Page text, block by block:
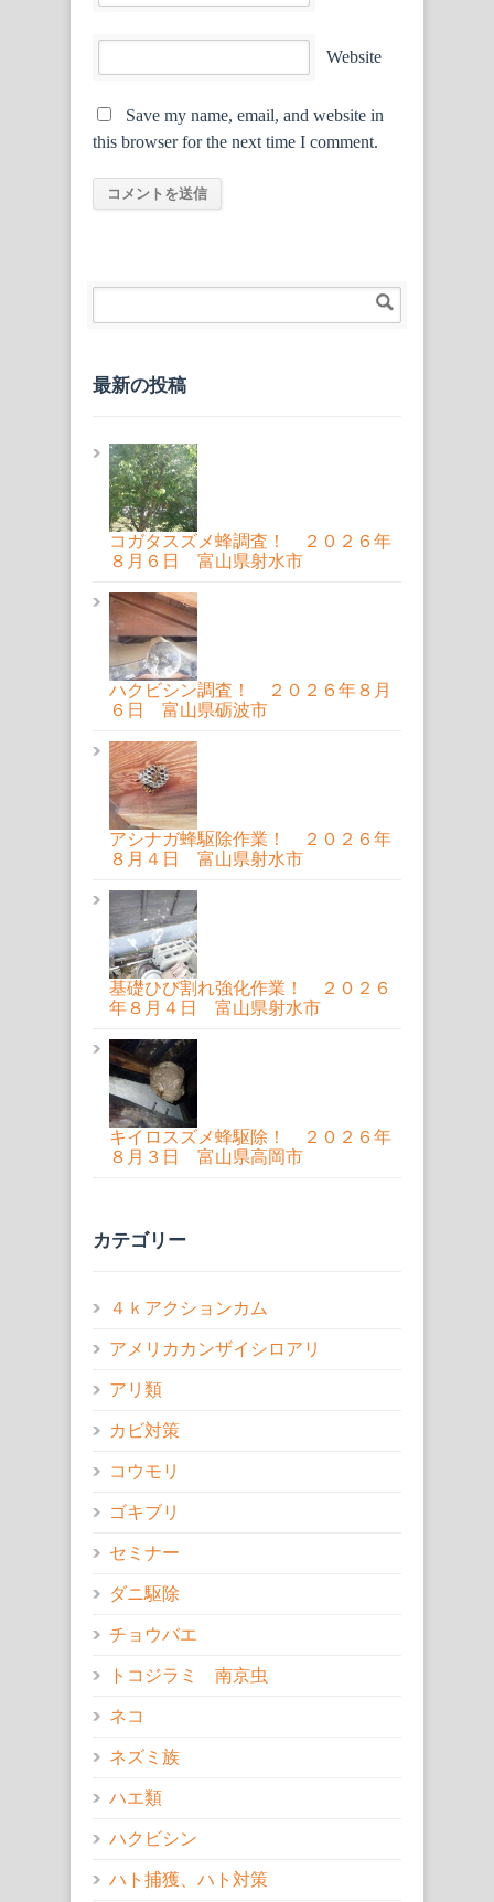
Website
Save my name, email, and website in
this browser for the next time I comment.
最新の投稿
コガタスズメ蜂調査！ ２０２６年
８月６日 富山県射水市
ハクビシン調査！ ２０２６年８月
６日 富山県砺波市
アシナガ蜂駆除作業！ ２０２６年
８月４日 富山県射水市
基礎ひび割れ強化作業！ ２０２６
年８月４日 富山県射水市
キイロスズメ蜂駆除！ ２０２６年
８月３日 富山県高岡市
カテゴリー
４ｋアクションカム
アメリカカンザイシロアリ
アリ類
カビ対策
コウモリ
ゴキブリ
セミナー
ダニ駆除
チョウバエ
トコジラミ 南京虫
ネコ
ネズミ族
ハエ類
ハクビシン
ハト捕獲、ハト対策